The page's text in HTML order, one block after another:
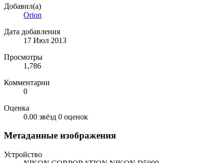
Добавил(а)
Orion
Дата добавления
17 Июл 2013
Просмотры
1,786
Комментарии
0
Оценка
0.00 звёзд 0 оценок
Метаданные изображения
Устройство